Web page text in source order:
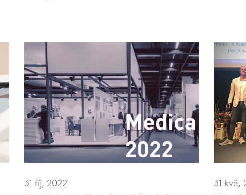
31 říj, 2022 31 kvě,